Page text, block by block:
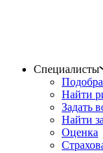
Специалисты
Найти
Задать
Найти
Оценка